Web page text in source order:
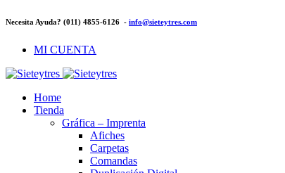
Necesita Ayuda? (011) 4855-6126 - info@sieteytres.com
MI CUENTA
Home
Tienda
Gráfica – Imprenta
Afiches
Carpetas
Comandas